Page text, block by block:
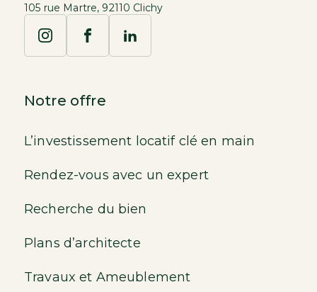
105 rue Martre, 92110 Clichy
Notre offre
L’investissement locatif clé en main
Rendez-vous avec un expert
Recherche du bien
Plans d’architecte
Travaux et Ameublement